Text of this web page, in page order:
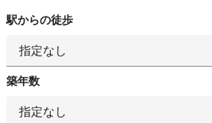
駅からの徒歩
指定なし
築年数
指定なし